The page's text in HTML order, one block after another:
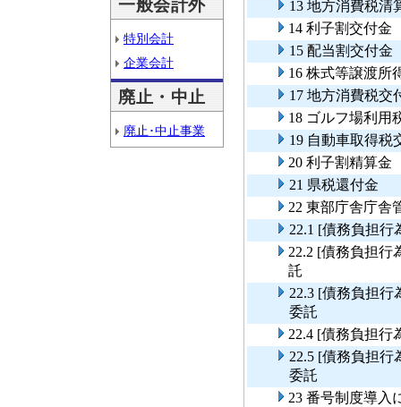
一般会計外
特別会計
企業会計
廃止・中止
廃止･中止事業
13 地方消費税清
14 利子割交付金
15 配当割交付金
16 株式等譲渡所
17 地方消費税交
18 ゴルフ場利用
19 自動車取得税
20 利子割精算金
21 県税還付金
22 東部庁舎庁舎
22.1 [債務負担
22.2 [債務負担行
託
22.3 [債務負担
委託
22.4 [債務負担行
22.5 [債務負担
委託
23 番号制度導入